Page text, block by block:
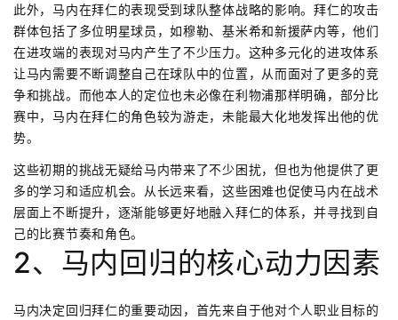
此外，马内在拜仁的表现受到球队整体战略的影响。拜仁的攻击
群体包括了多位明星球员，如穆勒、基米希和新援萨内等，他们
在进攻端的表现对马内产生了不少压力。这种多元化的进攻体系
让马内需要不断调整自己在球队中的位置，从而面对了更多的竞
争和挑战。而他本人的定位也未必像在利物浦那样明确，部分比
赛中，马内在拜仁的角色较为游走，未能最大化地发挥出他的优
势。
这些初期的挑战无疑给马内带来了不少困扰，但也为他提供了更
多的学习和适应机会。从长远来看，这些困难也促使马内在战术
层面上不断提升，逐渐能够更好地融入拜仁的体系，并寻找到自
己的比赛节奏和角色。
2、马内回归的核心动力因素
马内决定回归拜仁的重要动因，首先来自于他对个人职业目标的